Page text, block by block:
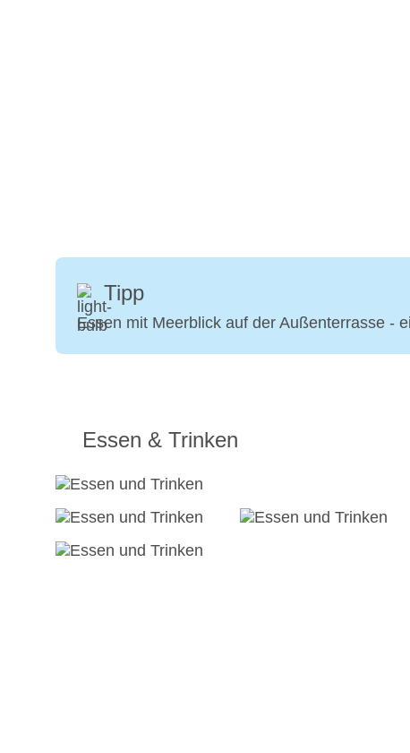
Tipp
Essen mit Meerblick auf der Außenterrasse -
Essen & Trinken